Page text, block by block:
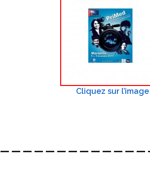
Cliquez sur l’image